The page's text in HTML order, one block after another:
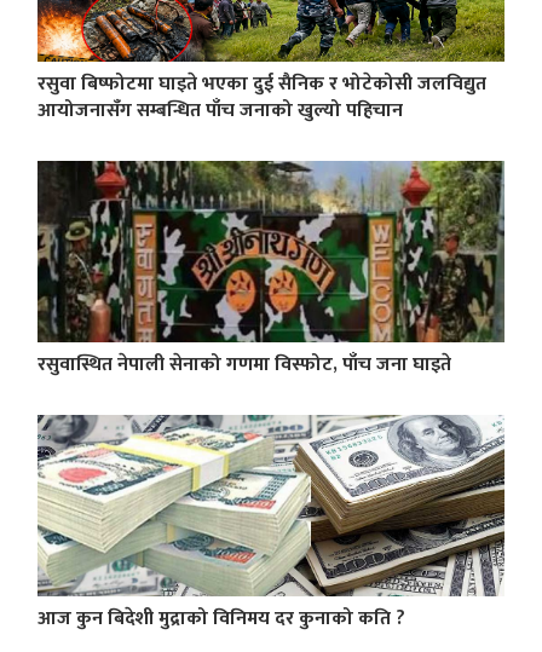
रसुवा बिष्फोटमा घाइते भएका दुई सैनिक र भोटेकोसी जलविद्युत
आयोजनासँग सम्बन्धित पाँच जनाको खुल्यो पहिचान
रसुवास्थित नेपाली सेनाको गणमा विस्फोट, पाँच जना घाइते
आज कुन बिदेशी मुद्राको विनिमय दर कुनाको कति ?